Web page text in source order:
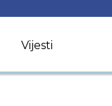
Vijesti